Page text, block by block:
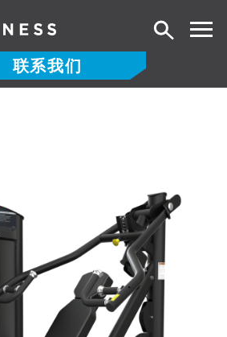
联系我们
搜